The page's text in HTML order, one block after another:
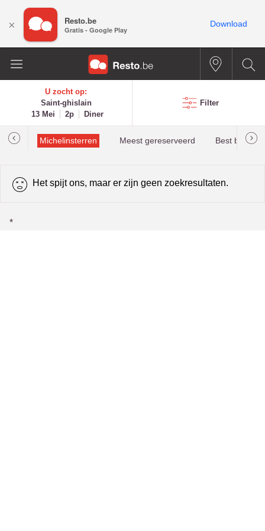
U zocht op:
Saint-ghislain
13 Mei
2p Diner
Filter
Michelinsterren Meest gereserveerd Best
Het spijt ons, maar er zijn geen zoekresultaten.
*
× Resto.be
Gratis - Google Play
Download